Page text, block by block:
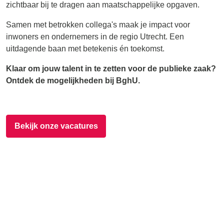
zichtbaar bij te dragen aan maatschappelijke opgaven.
Samen met betrokken collega's maak je impact voor
inwoners en ondernemers in de regio Utrecht. Een
uitdagende baan met betekenis én toekomst.
Klaar om jouw talent in te zetten voor de publieke zaak?
Ontdek de mogelijkheden bij BghU.
Bekijk onze vacatures